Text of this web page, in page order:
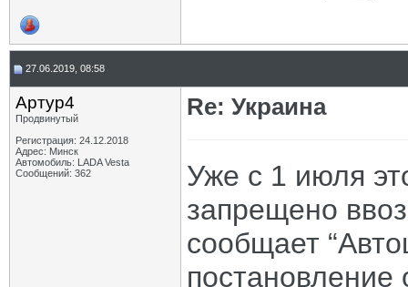
27.06.2019, 08:58
Артур4
Продвинутый
Регистрация: 24.12.2018
Адрес: Минск
Автомобиль: LADA Vesta
Сообщений: 362
Re: Украина
Уже с 1 июля
запрещено
сообщает